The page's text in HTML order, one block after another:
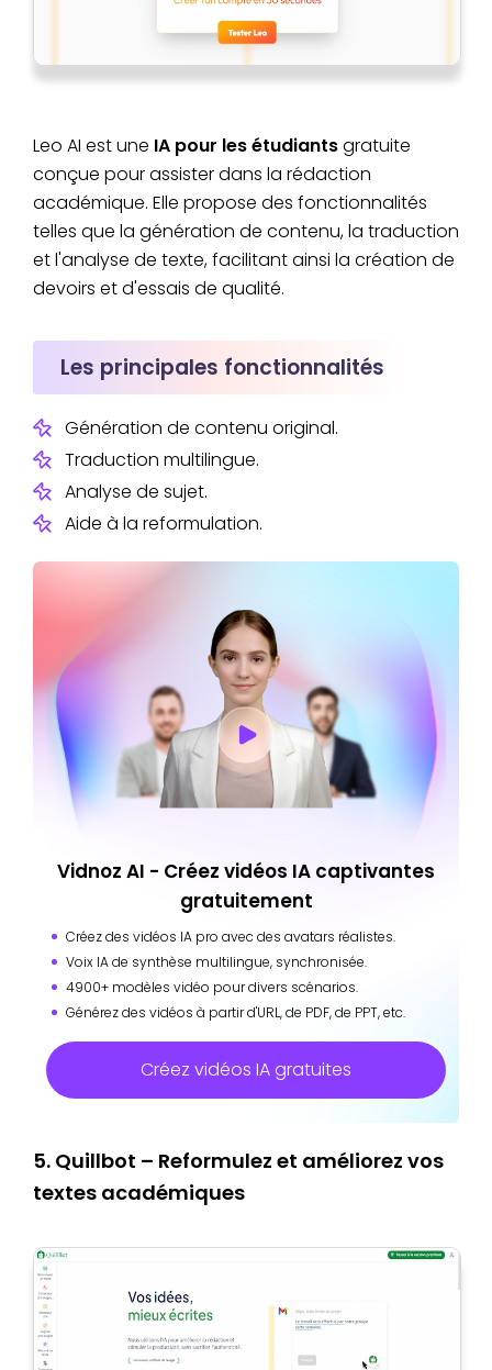
Leo AI est une IA pour les étudiantsgratuite
conçue pour assister dans la rédaction
académique. Elle propose des fonctionnalités
telles que la génération de contenu, la traduction
et l'analyse de texte, facilitant ainsi la création de
devoirs et d'essais de qualité.
Les principales fonctionnalités
Génération de contenu original.
Traduction multilingue.
Analyse de sujet.
Aide à la reformulation.
Vidnoz AI - Créez vidéos IA captivantes
gratuitement
Créez des vidéos IA pro avec des avatars réalistes.
Voix IA de synthèse multilingue, synchronisée.
4900+ modèles vidéo pour divers scénarios.
Générez des vidéos à partir d'URL, de PDF, de PPT, etc.
Créez vidéos IA gratuites
5. Quillbot – Reformulez et améliorez vos
textes académiques